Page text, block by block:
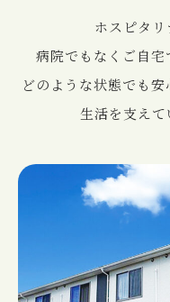
ホスピタリ
病院でもなくご⾃宅
どのような状態でも
⽣活を⽀えて